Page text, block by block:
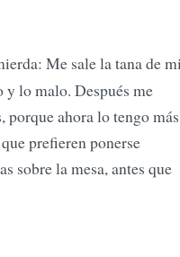
Me sale la tana de
y lo malo. Después me
porque ahora lo tengo más
prefieren ponerse
sobre la mesa, antes que